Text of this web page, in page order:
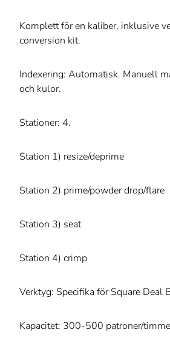
Komplett för en kaliber, inklusive
conversion kit.
Indexering: Automatisk. Manuell
och kulor.
Stationer: 4.
Station 1) resize/deprime
Station 2) prime/powder drop/flare
Station 3) seat
Station 4) crimp
Verktyg: Specifika för Square Deal
Kapacitet: 300-500 patroner/